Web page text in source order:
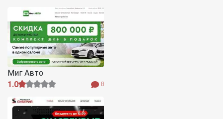
Миг Авто
1.0
8